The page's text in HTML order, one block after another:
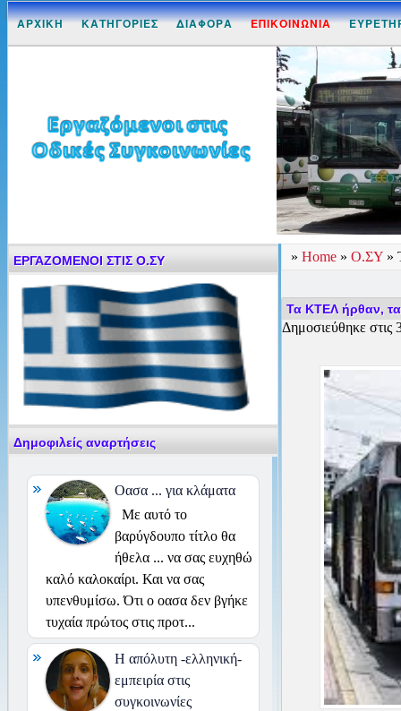
ΑΡΧΙΚΗ ΚΑΤΗΓΟΡΙΕΣ ΔΙΑΦΟΡΑ ΕΠΙΚΟΙΝΩΝΙΑ
» Home » Ο.ΣΥ »
Τα ΚΤΕΛ ήρθαν,
Δημοσιεύθηκε στις
ΕΡΓΑΖΟΜΕΝΟΙ ΣΤΙΣ Ο.ΣΥ
Δημοφιλείς αναρτήσεις
Οασα ... για κλάματα
Με αυτό το
βαρύγδουπο τίτλο θα
ήθελα ... να σας ευχηθώ
καλό καλοκαίρι. Και να σας
υπενθυμίσω. Ότι ο οασα δεν βγήκε
τυχαία πρώτος στις προτ...
H απόλυτη -ελληνική-
εμπειρία στις
συγκοινωνίες